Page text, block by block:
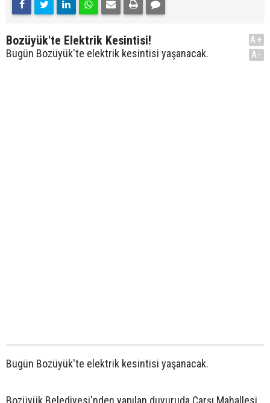
Bozüyük'te Elektrik Kesintisi!
Bugün Bozüyük'te elektrik kesintisi yaşanacak.
A+
A-
Bugün Bozüyük'te elektrik kesintisi yaşanacak.
Bozüyük Belediyesi'nden yapılan duyuruda Çarşı Mahallesi